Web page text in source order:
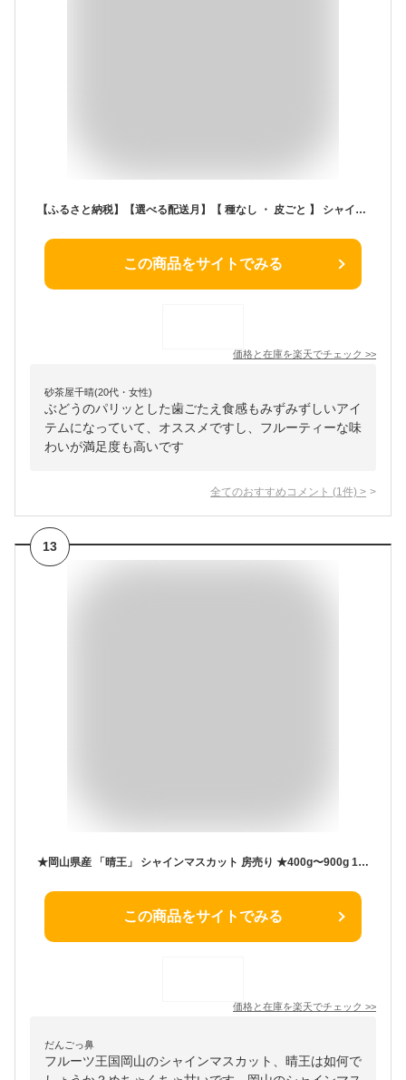
【ふるさと納税】【選べる配送月】【 種なし ・ 皮ごと 】 シャインマスカット 約1kg～約2kg＜濱崎農園＞[CGN001] ぶどう ブドウ 葡萄 種なし 大粒 マスカット シャインマスカット 果物 フルーツ シャインマスカット 長崎県西海市 1万円 10000円
この商品をサイトでみる
価格と在庫を楽天でチェック >>
砂茶屋千晴(20代・女性)
ぶどうのパリッとした歯ごたえ食感もみずみずしいアイ
テムになっていて、オススメですし、フルーティーな味
わいが満足度も高いです
全てのおすすめコメント (1 件) >
13
★岡山県産 「晴王」 シャインマスカット 房売り ★400g〜900g 1房 2房 贈答用 ギフトボックス 熨斗対応 種なし ぶどう 葡萄 旬の果物 大粒 高糖度 甘い フルーツ 果物セット ギフト 手土産 食品 敬老 御祝 内祝■皮ごとok！【送料無料】
この商品をサイトでみる
価格と在庫を楽天でチェック >>
だんごっ鼻
フルーツ王国岡山のシャインマスカット、晴王は如何で